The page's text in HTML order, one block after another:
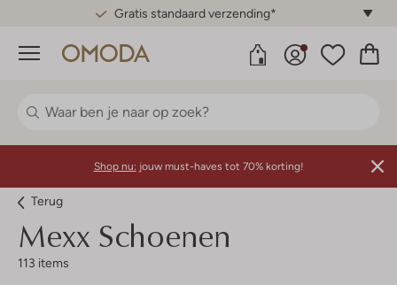
Gratis standaard verzending*
Menu
Shop nu: jouw must-haves tot 70% korting!
Terug
Mexx Schoenen
113 items